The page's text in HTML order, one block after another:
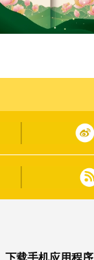
下载手机应用程序